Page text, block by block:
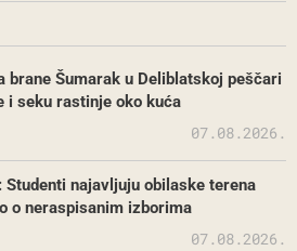
brane Šumarak u Deliblatskoj peščari
i seku rastinje oko kuća
07.08.2026.
Studenti najavljuju obilaske terena
o neraspisanim izborima
07.08.2026.